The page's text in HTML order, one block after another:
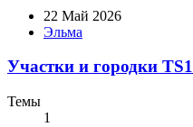
22 Май 2026
Эльма
Участки и городки TS1
Темы
1